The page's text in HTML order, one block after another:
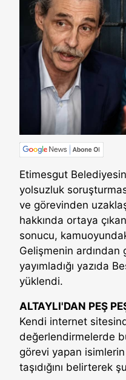
Etimesgut
yolsuzluk
ve görevinden
hakkında ortaya
sonucu,
Gelişmenin ardından
yayımladığı yazıda
yüklendi.
ALTAYLI'DAN PEŞ
Kendi internet
değerlendirmelerde
görevi yapan
taşıdığını belirterek